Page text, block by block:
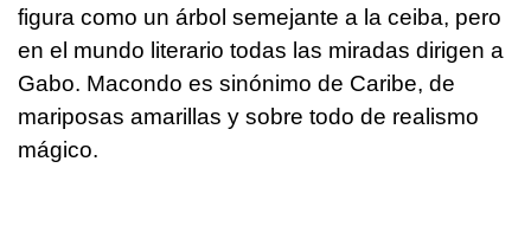
figura como un árbol semejante a la ceiba, pero
en el mundo literario todas las miradas dirigen a
Gabo. Macondo es sinónimo de Caribe, de
mariposas amarillas y sobre todo de realismo
mágico.